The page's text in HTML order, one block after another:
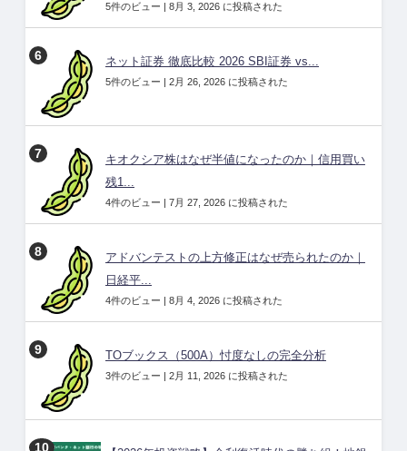
5件のビュー 8月 3, 2026 に投稿された
ネット証券 徹底比較 2026 SBI証券 vs...
5件のビュー 2月 26, 2026 に投稿された
キオクシア株はなぜ半値になったのか｜信用買い
残1...
4件のビュー 7月 27, 2026 に投稿された
アドバンテストの上方修正はなぜ売られたのか｜
日経平...
4件のビュー 8月 4, 2026 に投稿された
TOブックス（500A）忖度なしの完全分析
3件のビュー 2月 11, 2026 に投稿された